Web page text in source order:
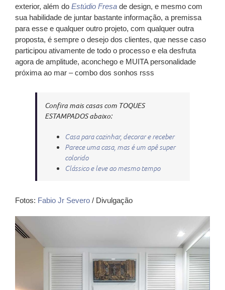
exterior, além do Estúdio Fresa de design, e mesmo com
sua habilidade de juntar bastante informação, a premissa
para esse e qualquer outro projeto, com qualquer outra
proposta, é sempre o desejo dos clientes, que nesse caso
participou ativamente de todo o processo e ela desfruta
agora de amplitude, aconchego e MUITA personalidade
próxima ao mar – combo dos sonhos rsss
Confira mais casas com TOQUES
ESTAMPADOS abaixo:
Casa para cozinhar, decorar e receber
Parece uma casa, mas é um apê super
colorido
Clássico e leve ao mesmo tempo
Fotos: Fabio Jr Severo / Divulgação